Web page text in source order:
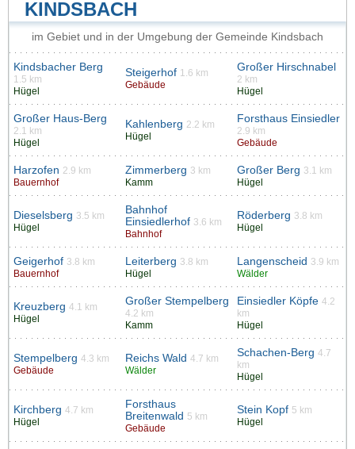
KINDSBACH
im Gebiet und in der Umgebung der Gemeinde Kindsbach
Kindsbacher Berg
1.5 km
Hügel
Steigerhof 1.6 km
Gebäude
Großer Hirschnabel
2 km
Hügel
Großer Haus-Berg
2.1 km
Hügel
Kahlenberg 2.2 km
Hügel
Forsthaus Einsiedler
2.9 km
Gebäude
Harzofen 2.9 km
Bauernhof
Zimmerberg 3 km
Kamm
Großer Berg 3.1 km
Hügel
Dieselsberg 3.5 km
Hügel
Bahnhof
Einsiedlerhof 3.6 km
Bahnhof
Röderberg 3.8 km
Hügel
Geigerhof 3.8 km
Bauernhof
Leiterberg 3.8 km
Hügel
Langenscheid 3.9 km
Wälder
Kreuzberg 4.1 km
Hügel
Großer Stempelberg
4.2 km
Kamm
Einsiedler Köpfe 4.2
km
Hügel
Stempelberg 4.3 km
Gebäude
Reichs Wald 4.7 km
Wälder
Schachen-Berg 4.7
km
Hügel
Kirchberg 4.7 km
Hügel
Forsthaus
Breitenwald 5 km
Gebäude
Stein Kopf 5 km
Hügel